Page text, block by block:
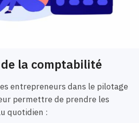
la comptabilité
entrepreneurs dans le pilotage
permettre de prendre les
quotidien :